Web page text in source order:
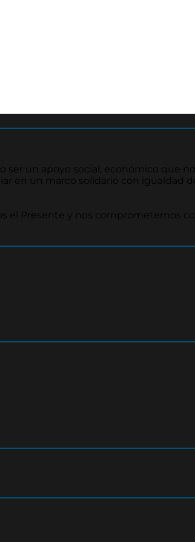
ser un apoyo social, económico que
en un marco solidario con igualdad
el Presente y nos comprometemos